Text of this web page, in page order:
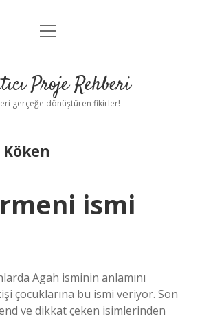
Anasayfa
Yasal Uyarı
menüyü
Proje Rehberi
gerçeğe dönüştüren fikirler!
ismi
Agah isminin anlamını
çocuklarına bu ismi veriyor. Son
ve dikkat çeken isimlerinden